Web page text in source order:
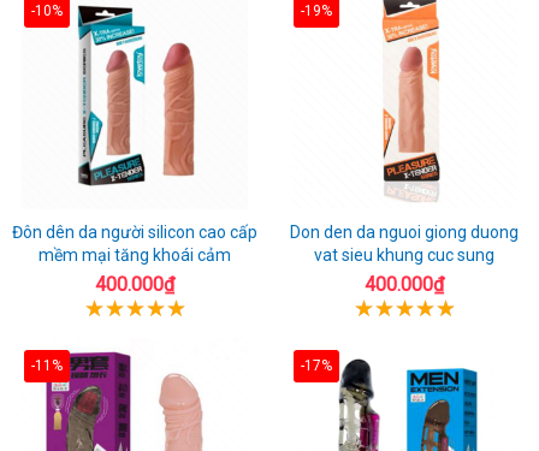
-10%
Đôn dên da người silicon cao cấp
mềm mại tăng khoái cảm
400.000₫
-19%
Don den da nguoi giong duong
vat sieu khung cuc sung
400.000₫
-11% -17%